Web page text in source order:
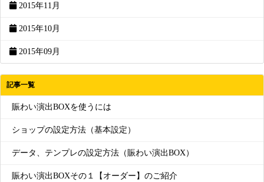
2015年11月
2015年10月
2015年09月
記事一覧
賑わい演出BOXを使うには
ショップの設定方法（基本設定）
データ、テンプレの設定方法（賑わい演出BOX）
賑わい演出BOXその１【オーダー】のご紹介